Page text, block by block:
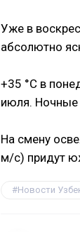
Уже в
абсолютно
+35 °C в
июля. Ночные
На смену
м/с) придут
Новости